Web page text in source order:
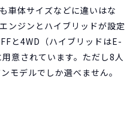
車体サイズなどに違いはな
ンジンとハイブリッドが設定
と4WD（ハイブリッドはE-
意されています。ただし8人
モデルでしか選べません。